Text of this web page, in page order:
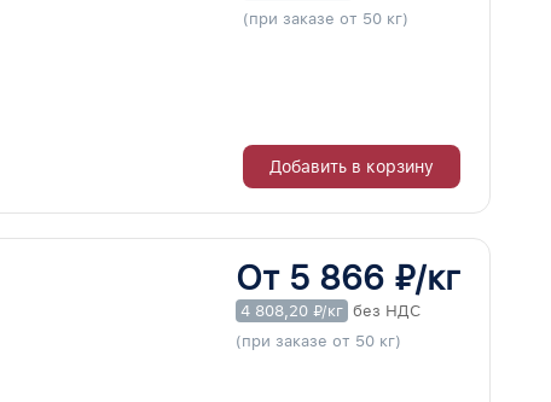
(при заказе от 50 кг)
Добавить в корзину
От 5 866 ₽/кг
4 808,20 ₽/кг без НДС
(при заказе от 50 кг)